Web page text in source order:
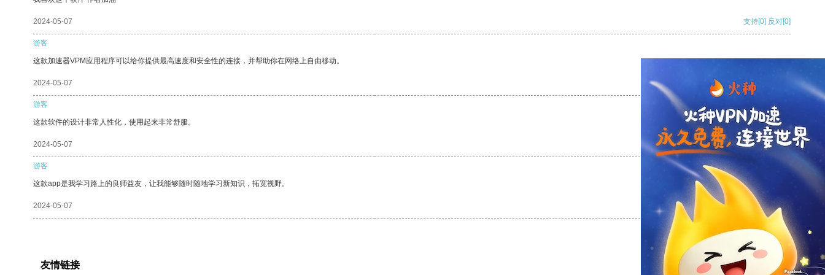
2024-05-07 支持[0] 反对[0]
游客
这款加速器VPM应用程序可以给你提供最高速度和安全性的连接，并帮助你在网络上自由移动。
2024-05-07 支持
游客
这款软件的设计非常人性化，使用起来非常舒服。
2024-05-07 支持[0] 反对[0]
游客
这款app是我学习路上的良师益友，让我能够随时随地学习新知识，拓宽视野。
2024-05-07 支持[0] 反对[0]
友情链接